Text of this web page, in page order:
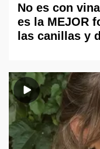
No es con
es la MEJOR
las canillas y